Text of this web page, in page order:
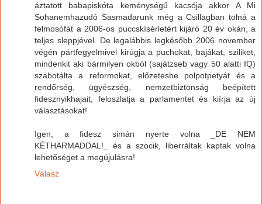
áztatott babapiskóta keménységű kacsója akkor A Mi
Sohanemhazudó Sasmadarunk még a Csillagban tolná a
felmosófát a 2006-os puccskísérletért kijáró 20 év okán, a
teljes sleppjével. De legalábbis legkésőbb 2006 november
végén pártfegyelmivel kirúgja a puchokat, bajákat, sziliket,
mindenkit aki bármilyen okból (sajátzseb vagy 50 alatti IQ)
szabotálta a reformokat, előzetesbe polpotpetyát és a
rendőrség, ügyészség, nemzetbiztonság beépített
fidesznyikhajait, feloszlatja a parlamentet és kiírja az új
választásokat!
Igen, a fidesz simán nyerte volna _DE NEM
KÉTHARMADDAL!_ és a szocik, liberráltak kaptak volna
lehetőséget a megújulásra!
Válasz